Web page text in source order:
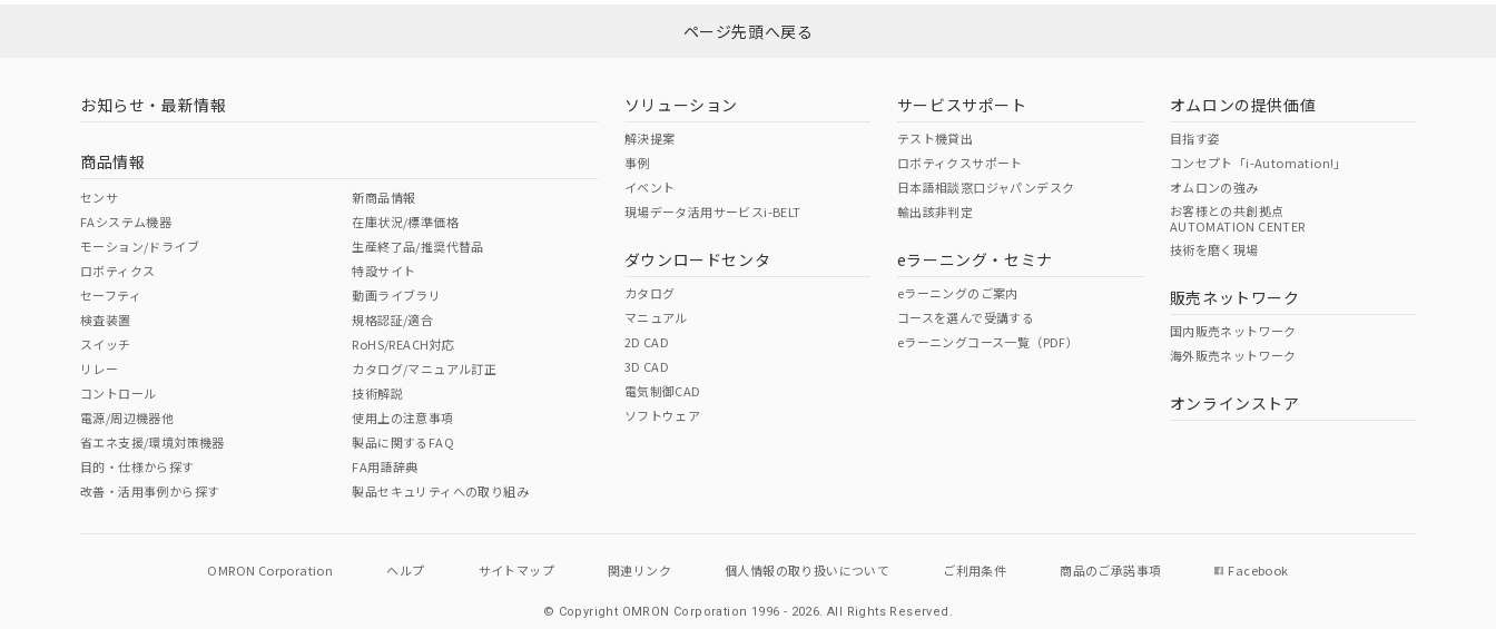
ダウンロードはこちら
中国 RoHS 注意事項・凡例
中国 RoHS表
Pb Hg Cr(VI)
O O
"対応済み"や非含有の記載がされた商品であっても、流通在庫等で未対応品が混在する可能性があります。
非含有品が必要な際は、弊社営業部門もしくは販売店へお問い合わせください。
ページ先頭へ戻る
お知らせ・最新情報
商品情報
センサ
FAシステム機器
モーション/ドライブ
ロボティクス
セーフティ
検査装置
スイッチ
リレー
コントロール
電源/周辺機器他
省エネ支援/環境対策機器
目的・仕様から探す
改善・活用事例から探す
新商品情報
在庫状況/標準価格
生産終了品/推奨代替品
特設サイト
動画ライブラリ
規格認証/適合
RoHS/REACH対応
カタログ/マニュアル訂正
技術解説
使用上の注意事項
製品に関するFAQ
FA用語辞典
製品セキュリティへの取り組み
ソリューション
解決提案
事例
イベント
現場データ活用サービスi-BELT
ダウンロードセンタ
カタログ
マニュアル
2D CAD
3D CAD
電気制御CAD
ソフトウェア
サービスサポート
テスト機貸出
ロボティクスサポート
日本語相談窓口ジャパンデスク
輸出該非判定
eラーニング・セミナ
eラーニングのご案内
コースを選んで受講する
eラーニングコース一覧（PDF）
オムロンの提供価値
目指す姿
コンセプト「i-Automation!」
オムロンの強み
お客様との共創拠点
AUTOMATION CENTER
技術を磨く現場
販売ネットワーク
国内販売ネットワーク
海外販売ネットワーク
オンラインストア
OMRON Corporation ヘルプ サイトマップ 関連リンク 個人情報の取り扱いについて ご利用条件 商品のご承諾事項 Facebook
© Copyright OMRON Corporation 1996 - 2026.All Rights Reserved.